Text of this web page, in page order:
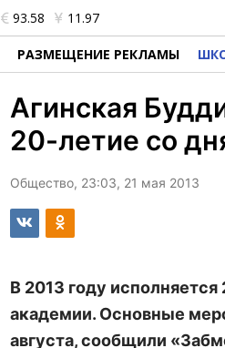
93.58 11.97
РАЗМЕЩЕНИЕ РЕКЛАМЫ
Агинская
20-летие со
Общество, 23:03, 21 мая 2013
В 2013 году
академии. Основные
августа, сообщили